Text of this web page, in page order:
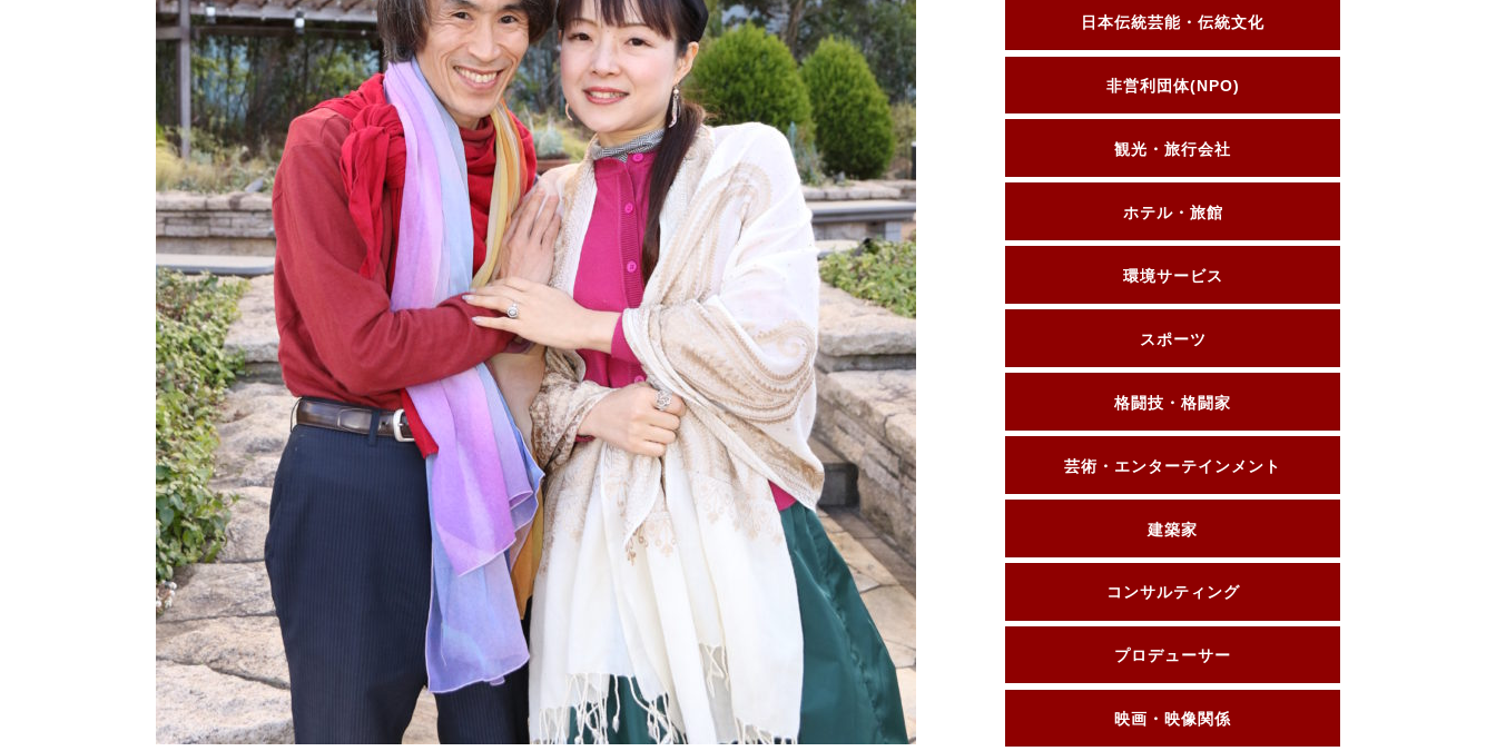
日本伝統芸能・伝統文化
非営利団体(NPO)
観光・旅行会社
ホテル・旅館
環境サービス
スポーツ
格闘技・格闘家
芸術・エンターテインメント
建築家
コンサルティング
プロデューサー
映画・映像関係